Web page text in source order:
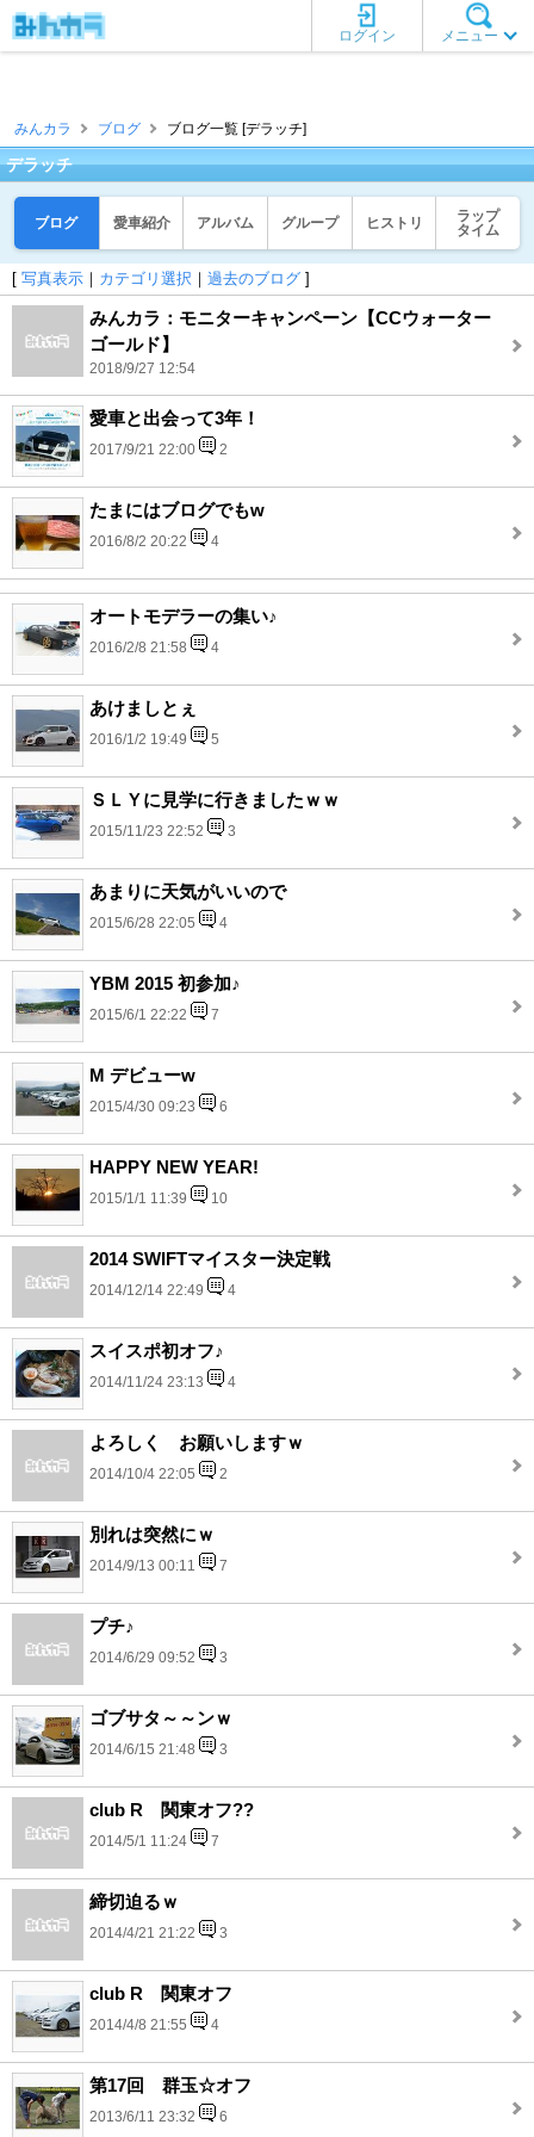
メニュー
ログイン
みんカラ ブログ ブログ一覧 [デラッチ]
デラッチ
ブログ 愛車紹介 アルバム グループ ヒストリ
ラップ
タイム
[ 写真表示 ｜ カテゴリ選択 ｜ 過去のブログ ]
みんカラ：モニターキャンペーン【CCウォーター
ゴールド】
2018/9/27 12:54
愛車と出会って3年！
2017/9/21 22:00 2
たまにはブログでもw
2016/8/2 20:22 4
オートモデラーの集い♪
2016/2/8 21:58 4
あけましとぇ
2016/1/2 19:49 5
ＳＬＹに見学に行きましたｗｗ
2015/11/23 22:52 3
あまりに天気がいいので
2015/6/28 22:05 4
YBM 2015 初参加♪
2015/6/1 22:22 7
M デビューw
2015/4/30 09:23 6
HAPPY NEW YEAR!
2015/1/1 11:39 10
2014 SWIFTマイスター決定戦
2014/12/14 22:49 4
スイスポ初オフ♪
2014/11/24 23:13 4
よろしく お願いしますｗ
2014/10/4 22:05 2
別れは突然にｗ
2014/9/13 00:11 7
プチ♪
2014/6/29 09:52 3
ゴブサタ～～ンｗ
2014/6/15 21:48 3
club R 関東オフ??
2014/5/1 11:24 7
締切迫るｗ
2014/4/21 21:22 3
club R 関東オフ
2014/4/8 21:55 4
第17回 群玉☆オフ
2013/6/11 23:32 6